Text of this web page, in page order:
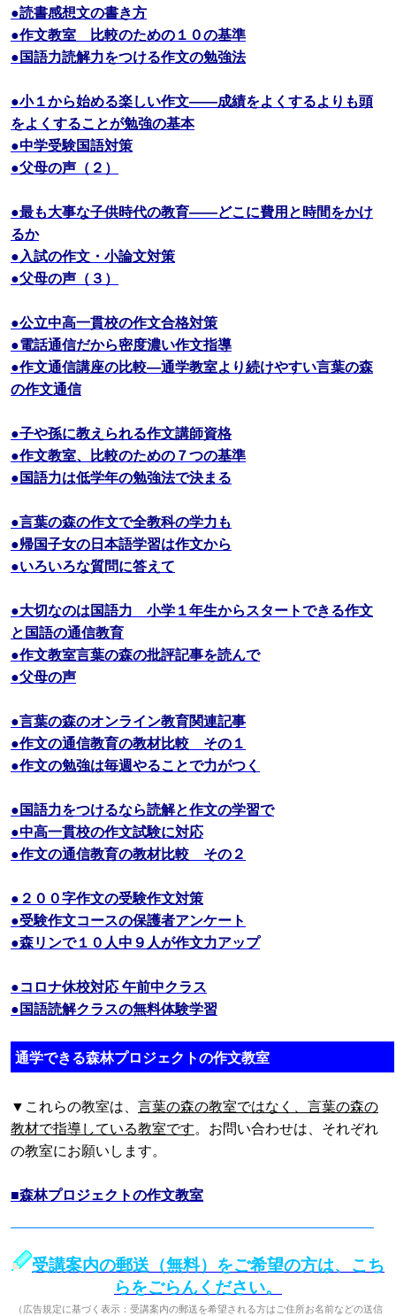
●読書感想文の書き方
●作文教室 比較のための１０の基準
●国語力読解力をつける作文の勉強法
●小１から始める楽しい作文――成績をよくするよりも頭
をよくすることが勉強の基本
●中学受験国語対策
●父母の声（２）
●最も大事な子供時代の教育――どこに費用と時間をかけ
るか
●入試の作文・小論文対策
●父母の声（３）
●公立中高一貫校の作文合格対策
●電話通信だから密度濃い作文指導
●作文通信講座の比較―通学教室より続けやすい言葉の森
の作文通信
●子や孫に教えられる作文講師資格
●作文教室、比較のための７つの基準
●国語力は低学年の勉強法で決まる
●言葉の森の作文で全教科の学力も
●帰国子女の日本語学習は作文から
●いろいろな質問に答えて
●大切なのは国語力 小学１年生からスタートできる作文
と国語の通信教育
●作文教室言葉の森の批評記事を読んで
●父母の声
●言葉の森のオンライン教育関連記事
●作文の通信教育の教材比較 その１
●作文の勉強は毎週やることで力がつく
●国語力をつけるなら読解と作文の学習で
●中高一貫校の作文試験に対応
●作文の通信教育の教材比較 その２
●２００字作文の受験作文対策
●受験作文コースの保護者アンケート
●森リンで１０人中９人が作文力アップ
●コロナ休校対応 午前中クラス
●国語読解クラスの無料体験学習
通学できる森林プロジェクトの作文教室
▼これらの教室は、 言葉の森の教室ではなく、言葉の森の
教材で指導している教室です。お問い合わせは、それぞれ
の教室にお願いします。
■森林プロジェクトの作文教室
受講案内の郵送（無料）をご希望の方は、こち
らをごらんください。
（広告規定に基づく表示：受講案内の郵送を希望される方はご住所お名前などの送信